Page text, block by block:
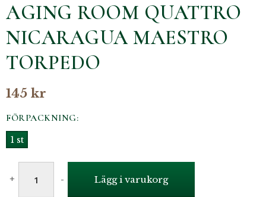
AGING ROOM QUATTRO
NICARAGUA MAESTRO
TORPEDO
145 kr
FÖRPACKNING:
1 st
+ - Lägg i varukorg